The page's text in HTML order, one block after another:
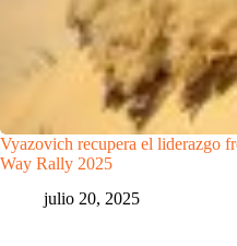
Vyazovich recupera el liderazgo
Way Rally 2025
julio 20, 2025